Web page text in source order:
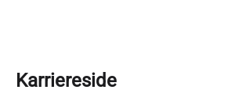
Karriereside